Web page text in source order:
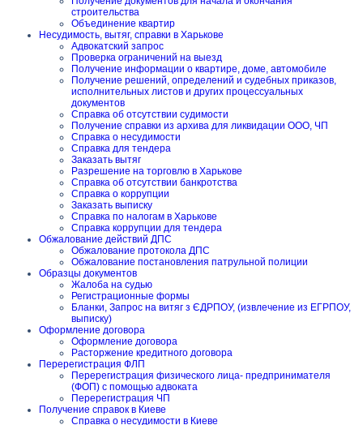
строительства
Объединение квартир
Несудимость, вытяг, справки в Харькове
Адвокатский запрос
Проверка ограничений на выезд
Получение информации о квартире, доме, автомобиле
Получение решений, определений и судебных приказов,
исполнительных листов и других процессуальных
документов
Справка об отсутствии судимости
Получение справки из архива для ликвидации ООО, ЧП
Справка о несудимости
Справка для тендера
Заказать вытяг
Разрешение на торговлю в Харькове
Справка об отсутствии банкротства
Справка о коррупции
Заказать выписку
Справка по налогам в Харькове
Справка коррупции для тендера
Обжалование действий ДПС
Обжалование протокола ДПС
Обжалование постановления патрульной полиции
Образцы документов
Жалоба на судью
Регистрационные формы
Бланки, Запрос на витяг з ЄДРПОУ, (извлечение из ЕГРПОУ,
выписку)
Оформление договора
Оформление договора
Расторжение кредитного договора
Перерегистрация ФЛП
Перерегистрация физического лица- предпринимателя
(ФОП) с помощью адвоката
Перерегистрация ЧП
Получение справок в Киеве
Справка о несудимости в Киеве